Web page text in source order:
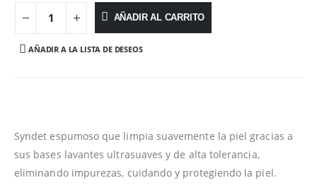
AÑADIR AL CARRITO
AÑADIR A LA LISTA DE DESEOS
Syndet espumoso que limpia suavemente la piel gracias a
sus bases lavantes ultrasuaves y de alta tolerancia,
eliminando impurezas, cuidando y protegiendo la piel.